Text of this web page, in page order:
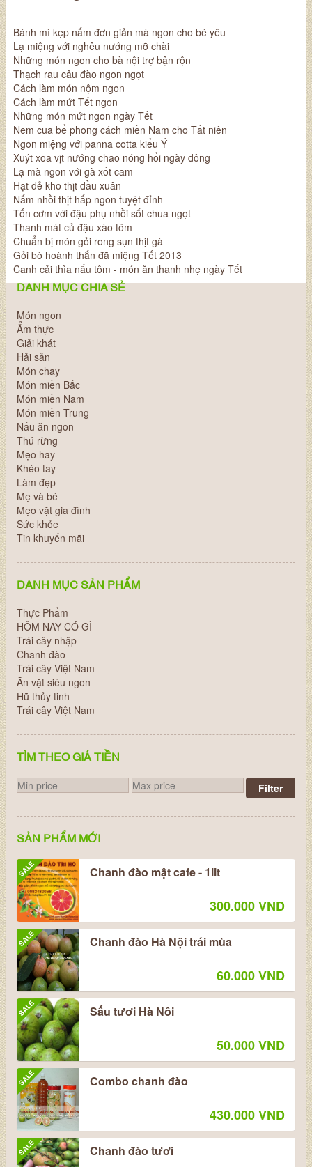
Bánh mì kẹp nấm đơn giản mà ngon cho bé yêu
Lạ miệng với nghêu nướng mỡ chài
Những món ngon cho bà nội trợ bận rộn
Thạch rau câu đào ngon ngọt
Cách làm món nộm ngon
Cách làm mứt Tết ngon
Những món mứt ngon ngày Tết
Nem cua bể phong cách miền Nam cho Tất niên
Ngon miệng với panna cotta kiểu Ý
Xuýt xoa vịt nướng chao nóng hổi ngày đông
Lạ mà ngon với gà xốt cam
Hạt dẻ kho thịt đầu xuân
Nấm nhồi thịt hấp ngon tuyệt đỉnh
Tốn cơm với đậu phụ nhồi sốt chua ngọt
Thanh mát củ đậu xào tôm
Chuẩn bị món gỏi rong sụn thịt gà
Gỏi bò hoành thắn đã miệng Tết 2013
Canh cải thìa nấu tôm - món ăn thanh nhẹ ngày Tết
DANH MỤC CHIA SẺ
Món ngon
Ẩm thực
Giải khát
Hải sản
Món chay
Món miền Bắc
Món miền Nam
Món miền Trung
Nấu ăn ngon
Thú rừng
Mẹo hay
Khéo tay
Làm đẹp
Mẹ và bé
Mẹo vặt gia đình
Sức khỏe
Tin khuyến mãi
DANH MỤC SẢN PHẨM
Thực Phẩm
HÔM NAY CÓ GÌ
Trái cây nhập
Chanh đào
Trái cây Việt Nam
Ăn vặt siêu ngon
Hũ thủy tinh
Trái cây Việt Nam
TÌM THEO GIÁ TIỀN
Filter
SẢN PHẨM MỚI
SALE Chanh đào mật cafe - 1lit
300.000 VND
SALE Chanh đào Hà Nội trái mùa
60.000 VND
SALE Sấu tươi Hà Nôi
50.000 VND
SALE Combo chanh đào
430.000 VND
SALE Chanh đào tươi